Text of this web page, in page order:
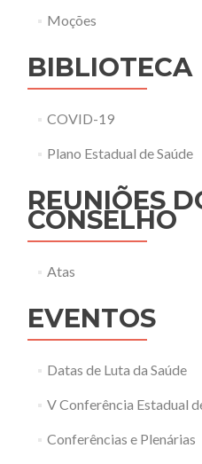
Moções
BIBLIOTECA
COVID-19
Plano Estadual de Saúde
REUNIÕES
CONSELHO
Atas
EVENTOS
Datas de Luta da Saúde
V Conferência Estadual
Conferências e Plenárias